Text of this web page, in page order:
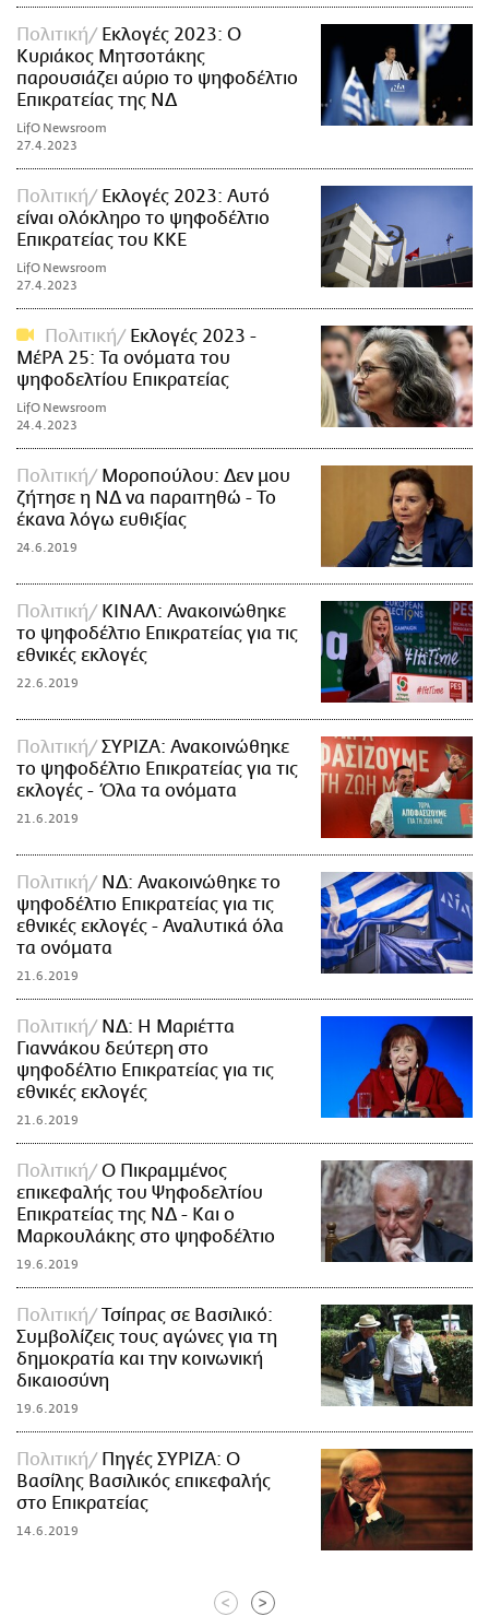
Πολιτική
Εκλογές 2023: Ο
Κυριάκος Μητσοτάκης
παρουσιάζει αύριο το ψηφοδέλτιο
Επικρατείας της ΝΔ
LifO Newsroom
27.4.2023
Πολιτική
Εκλογές 2023: Αυτό
είναι ολόκληρο το ψηφοδέλτιο
Επικρατείας του ΚΚΕ
LifO Newsroom
27.4.2023
Πολιτική
Εκλογές 2023 -
ΜέΡΑ 25: Τα ονόματα του
ψηφοδελτίου Επικρατείας
LifO Newsroom
24.4.2023
Πολιτική
Μοροπούλου: Δεν μου
ζήτησε η ΝΔ να παραιτηθώ - Το
έκανα λόγω ευθιξίας
24.6.2019
Πολιτική
ΚΙΝΑΛ: Ανακοινώθηκε
το ψηφοδέλτιο Επικρατείας για τις
εθνικές εκλογές
22.6.2019
Πολιτική
ΣΥΡΙΖΑ: Ανακοινώθηκε
το ψηφοδέλτιο Επικρατείας για τις
εκλογές - Όλα τα ονόματα
21.6.2019
Πολιτική
ΝΔ: Ανακοινώθηκε το
ψηφοδέλτιο Επικρατείας για τις
εθνικές εκλογές - Αναλυτικά όλα
τα ονόματα
21.6.2019
Πολιτική
ΝΔ: Η Μαριέττα
Γιαννάκου δεύτερη στο
ψηφοδέλτιο Επικρατείας για τις
εθνικές εκλογές
21.6.2019
Πολιτική
Ο Πικραμμένος
επικεφαλής του Ψηφοδελτίου
Επικρατείας της ΝΔ - Και ο
Μαρκουλάκης στο ψηφοδέλτιο
19.6.2019
Πολιτική
Τσίπρας σε Βασιλικό:
Συμβολίζεις τους αγώνες για τη
δημοκρατία και την κοινωνική
δικαιοσύνη
19.6.2019
Πολιτική
Πηγές ΣΥΡΙΖΑ: Ο
Βασίλης Βασιλικός επικεφαλής
στο Επικρατείας
14.6.2019
< >